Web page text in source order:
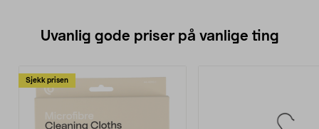
Uvanlig gode priser på vanlige ting
Sjekk prisen